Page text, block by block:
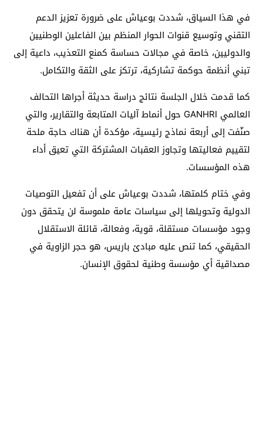
في هذا السياق، شددت بوعياش على ضرورة تعزيز الدعم
التقني وتوسيع قنوات الحوار المنظم بين الفاعلين الوطنيين
والدوليين، خاصة في مجالات حساسة كمنع التعذيب، داعية إلى
تبني أنظمة حوكمة تشاركية، ترتكز على الثقة والتكامل.
كما قدمت خلال الجلسة نتائج دراسة حديثة أجراها التحالف
العالمي GANHRI حول أنماط آليات المتابعة والتقارير، والتي
صنّفت إلى أربعة نماذج رئيسية، مؤكدة أن هناك حاجة ملحة
لتقييم فعاليتها وتجاوز العقبات المشتركة التي تعيق أداء
هذه المؤسسات.
وفي ختام كلمتها، شددت بوعياش على أن تفعيل التوصيات
الدولية وتحويلها إلى سياسات عامة ملموسة لن يتحقق دون
وجود مؤسسات مستقلة، قوية، وفعالة، قائلة الاستقلال
الحقيقي، كما تنص عليه مبادئ باريس، هو حجر الزاوية في
مصداقية أي مؤسسة وطنية لحقوق الإنسان.